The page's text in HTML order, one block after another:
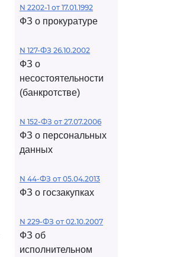
N 2202-1 от 17.01.1992
ФЗ о прокуратуре
N 127-ФЗ 26.10.2002
ФЗ о
несостоятельности
(банкротстве)
N 152-ФЗ от 27.07.2006
ФЗ о персональных
данных
N 44-ФЗ от 05.04.2013
ФЗ о госзакупках
N 229-ФЗ от 02.10.2007
ФЗ об
исполнительном